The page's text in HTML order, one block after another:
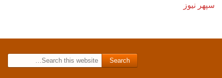
سپهر نیوز